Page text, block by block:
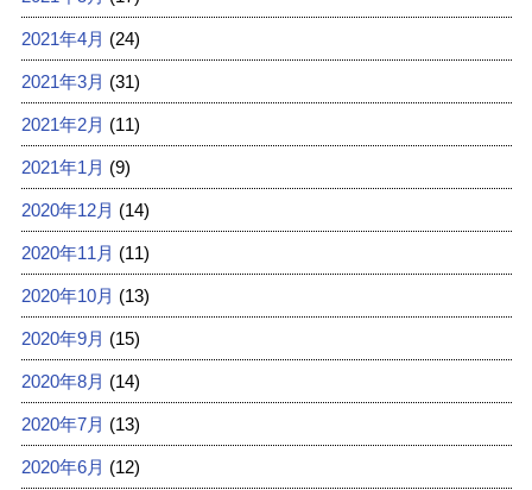
2021年4月 (24)
2021年3月 (31)
2021年2月 (11)
2021年1月 (9)
2020年12月 (14)
2020年11月 (11)
2020年10月 (13)
2020年9月 (15)
2020年8月 (14)
2020年7月 (13)
2020年6月 (12)